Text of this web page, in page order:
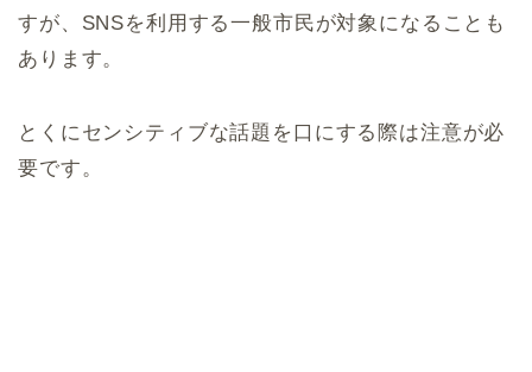
すが、SNSを利用する一般市民が対象になることも
あります。
とくにセンシティブな話題を口にする際は注意が必
要です。